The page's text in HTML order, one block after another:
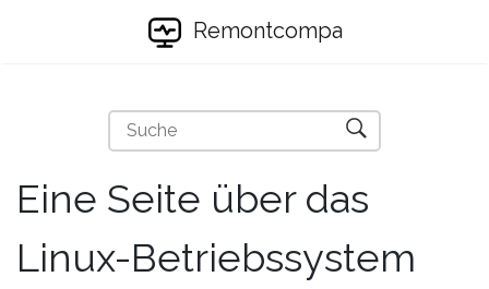
Remontcompa
Eine Seite über das
Linux-Betriebssystem